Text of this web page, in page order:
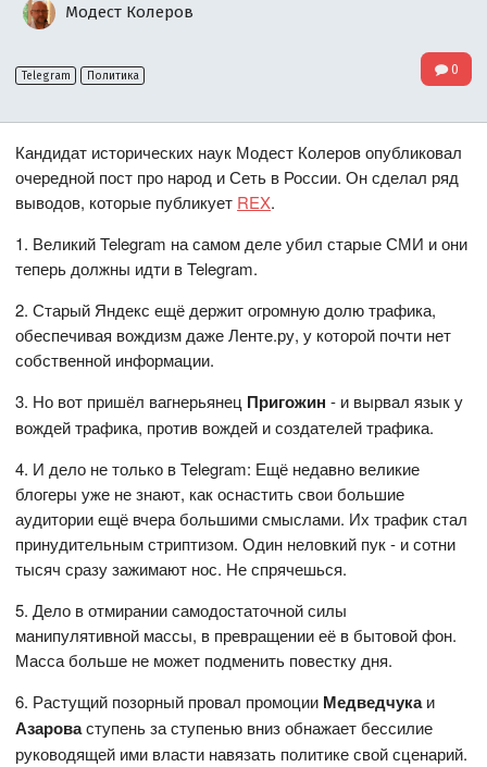
Модест Колеров
Telegram Политика 0
Кандидат исторических наук Модест Колеров опубликовал
очередной пост про народ и Сеть в России. Он сделал ряд
выводов, которые публикует REX.
1. Великий Telegram на самом деле убил старые СМИ и они
теперь должны идти в Telegram.
2. Старый Яндекс ещё держит огромную долю трафика,
обеспечивая вождизм даже Ленте.ру, у которой почти нет
собственной информации.
3. Но вот пришёл вагнерьянец Пригожин- и вырвал язык у
вождей трафика, против вождей и создателей трафика.
4. И дело не только в Telegram: Ещё недавно великие
блогеры уже не знают, как оснастить свои большие
аудитории ещё вчера большими смыслами. Их трафик стал
принудительным стриптизом. Один неловкий пук - и сотни
тысяч сразу зажимают нос. Не спрячешься.
5. Дело в отмирании самодостаточной силы
манипулятивной массы, в превращении её в бытовой фон.
Масса больше не может подменить повестку дня.
6. Растущий позорный провал промоции Медведчукаи
Азароваступень за ступенью вниз обнажает бессилие
руководящей ими власти навязать политике свой сценарий.